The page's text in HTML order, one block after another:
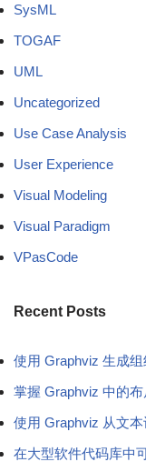
SysML
TOGAF
UML
Uncategorized
Use Case Analysis
User Experience
Visual Modeling
Visual Paradigm
VPasCode
Recent Posts
使用 Graphviz 生成组
掌握 Graphviz 中的
使用 Graphviz 从文本
在大型软件代码库中